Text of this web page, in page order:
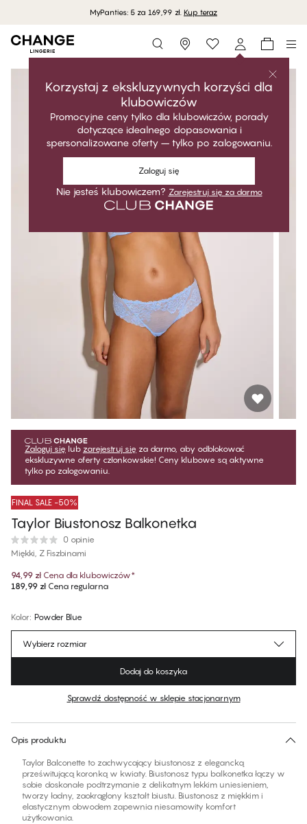
MyPanties: 5 za 169,99 zł. Kup teraz
Storefinder
Korzystaj z ekskluzywnych korzyści dla
klubowiczów
Promocyjne ceny tylko dla klubowiczów, porady
dotyczące idealnego dopasowania i
spersonalizowane oferty – tylko po zalogowaniu.
Zaloguj się
Nie jesteś klubowiczem? Zarejestruj się za darmo
Zaloguj się lub zarejestruj się za darmo, aby odblokować
ekskluzywne oferty członkowskie! Ceny klubowe są aktywne
tylko po zalogowaniu.
FINAL SALE -50%
Taylor Biustonosz Balkonetka
0 opinie
Miękki, Z Fiszbinami
94,99 zł Cena dla klubowiczów*
189,99 złCena regularna
Kolor: Powder Blue
Znajdź swój rozmiar
Wybierz rozmiar
Dodaj do koszyka
Sprawdź dostępność w sklepie stacjonarnym
Opis produktu
Taylor Balconette to zachwycający biustonosz z elegancką
prześwitującą koronką w kwiaty. Biustonosz typu balkonetka łączy w
sobie doskonałe podtrzymanie z delikatnym lekkim uniesieniem,
tworzy ładny, zaokrąglony kształt biustu. Biustonosz z miękkim i
elastycznym obwodem zapewnia niesamowity komfort
użytkowania.